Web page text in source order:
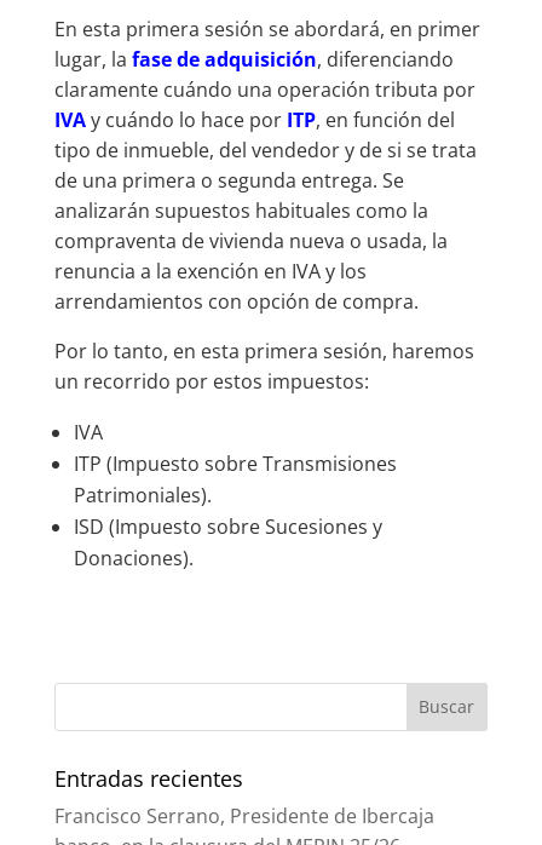
En esta primera sesión se abordará, en primer
lugar, la fase de adquisición, diferenciando
claramente cuándo una operación tributa por
IVAy cuándo lo hace por ITP, en función del
tipo de inmueble, del vendedor y de si se trata
de una primera o segunda entrega. Se
analizarán supuestos habituales como la
compraventa de vivienda nueva o usada, la
renuncia a la exención en IVA y los
arrendamientos con opción de compra.
Por lo tanto, en esta primera sesión, haremos
un recorrido por estos impuestos:
IVA
ITP (Impuesto sobre Transmisiones
Patrimoniales).
ISD (Impuesto sobre Sucesiones y
Donaciones).
Entradas recientes
Francisco Serrano, Presidente de Ibercaja